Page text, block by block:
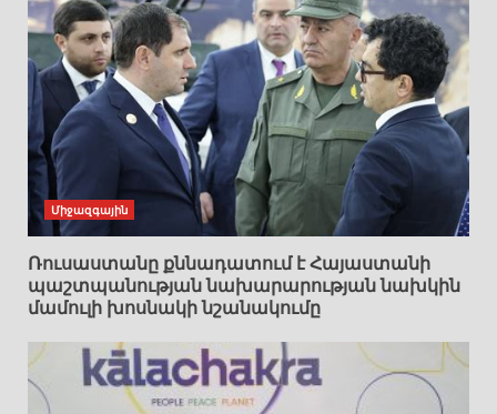
Միջազգային
Ռուսաստանը քննադատում է Հայաստանի
պաշտպանության նախարարության նախկին
մամուլի խոսնակի նշանակումը